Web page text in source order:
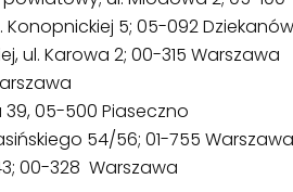
Konopnickiej 5; 05-092
ul. Karowa 2; 00-315 Warszawa
39, 05-500 Piaseczno
54/56; 01-755 Warszawa
00-328 Warszawa